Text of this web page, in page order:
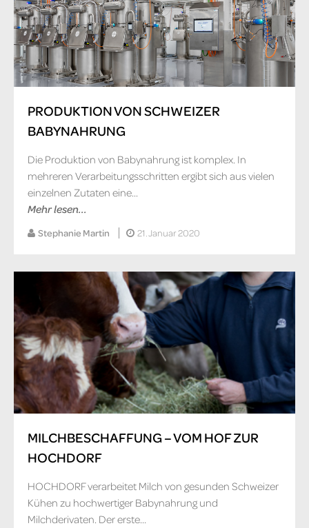
PRODUKTION VON SCHWEIZER
BABYNAHRUNG
Die Produktion von Babynahrung ist komplex. In
mehreren Verarbeitungsschritten ergibt sich aus vielen
einzelnen Zutaten eine...
Mehr lesen...
Stephanie Martin 21. Januar 2020
MILCHBESCHAFFUNG – VOM HOF ZUR
HOCHDORF
HOCHDORF verarbeitet Milch von gesunden Schweizer
Kühen zu hochwertiger Babynahrung und
Milchderivaten. Der erste...